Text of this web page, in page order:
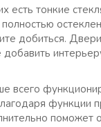
есть тонкие
добиться.
всего
функции
поможет